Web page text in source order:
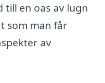
en oas av lugn
som man får
av